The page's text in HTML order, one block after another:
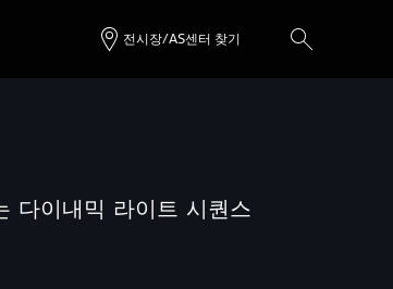
전시장/AS센터 찾기
다이내믹 라이트 시퀀스